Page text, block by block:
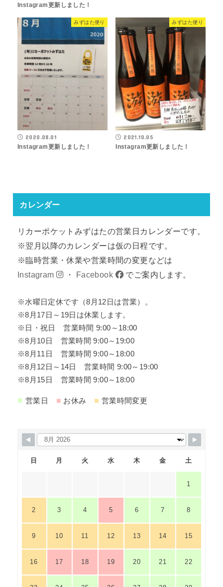
Instagram更新しました！
みずはた便り
2020.08.01
Instagram更新しました！
みずはた便り
2021.10.05
Instagram更新しました！
カレンダー
リカーポケットみずはたの営業日カレンダーです。
※翌月以降のカレンダーは仮の日程です。
※臨時営業・休業や営業時間の変更などは
Instagram
・ Facebook でご案内します。
※水曜日定休です（8月12日は営業）。
※8月17日～19日は休業します。
※日・祝日 営業時間 9:00～18:00
※8月10日 営業時間 9:00～19:00
※8月11日 営業時間 9:00～18:00
※8月12日～14日 営業時間 9:00～19:00
※8月15日 営業時間 9:00～18:00
■ 営業日 ■ お休み ■ 営業時間変更
日 月 火 水 木 金 土
1
2 3 4 5 6 7 8
9 10 11 12 13 14 15
16 17 18 19 20 21 22